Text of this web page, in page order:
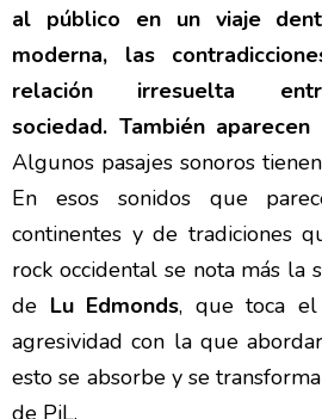
al público en un viaje
moderna, las
relación irresuelta
sociedad. También
Algunos pasajes sonoros
En esos sonidos que
continentes y de tradiciones
rock occidental se nota más la
de Lu Edmonds, que toca
agresividad con la que
esto se absorbe y se